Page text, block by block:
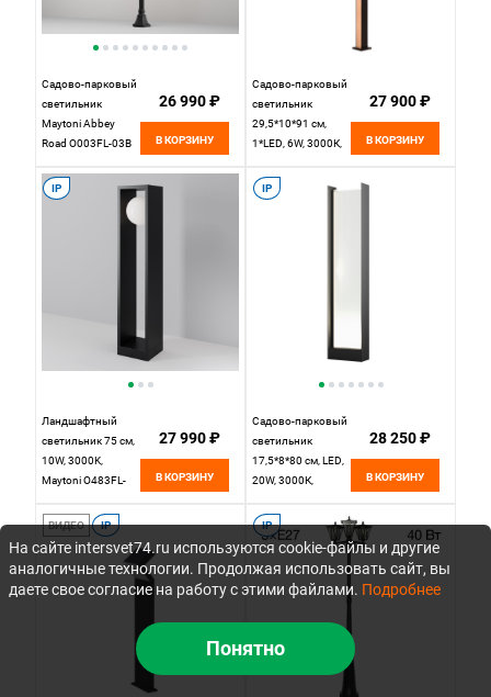
Садово-парковый
светильник
Maytoni Abbey
Road O003FL-03B
26 990 ₽
В КОРЗИНУ
Садово-парковый
светильник
29,5*10*91 см,
1*LED, 6W, 3000К,
4388-1F черный
27 900 ₽
В КОРЗИНУ
IP
Ландшафтный
светильник 75 см,
10W, 3000K,
Maytoni O483FL-
27 990 ₽
В КОРЗИНУ
IP
Садово-парковый
светильник
17,5*8*80 см, LED,
20W, 3000К,
O445FL-L20GF3K1
серый
28 250 ₽
В КОРЗИНУ
ВИДЕО IP IP
На сайте intersvet74.ru используются cookie-файлы и другие
аналогичные технологии. Продолжая использовать сайт, вы
даете свое согласие на работу с этими файлами. Подробнее
Понятно